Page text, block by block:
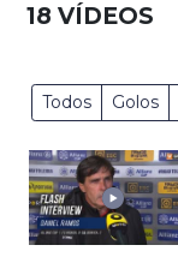
18 VÍDEOS
Todos Golos